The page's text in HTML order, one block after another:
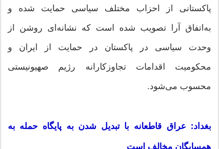
پاکستانی از احزاب مختلف سیاسی حمایت شده و
به‌اتفاق آرا تصویب شده است که نشانه‌ای روشن از
وحدت سیاسی در پاکستان در حمایت از ایران و
محکومیت اقدامات تجاوزکارانه رژیم صهیونیستی
محسوب می‌شود.
بغداد: عراق قاطعانه با تبدیل شدن به پایگاه حمله به
همسایگان مخالف است